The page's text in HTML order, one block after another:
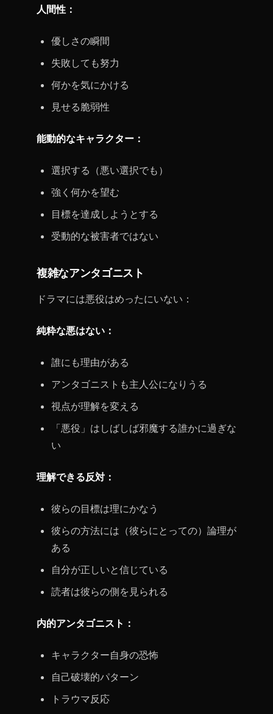
人間性：
優しさの瞬間
失敗しても努力
何かを気にかける
見せる脆弱性
能動的なキャラクター：
選択する（悪い選択でも）
強く何かを望む
目標を達成しようとする
受動的な被害者ではない
複雑なアンタゴニスト
ドラマには悪役はめったにいない：
純粋な悪はない：
誰にも理由がある
アンタゴニストも主人公になりうる
視点が理解を変える
「悪役」はしばしば邪魔する誰かに過ぎな
い
理解できる反対：
彼らの目標は理にかなう
彼らの方法には（彼らにとっての）論理が
ある
自分が正しいと信じている
読者は彼らの側を見られる
内的アンタゴニスト：
キャラクター自身の恐怖
自己破壊的パターン
トラウマ反応